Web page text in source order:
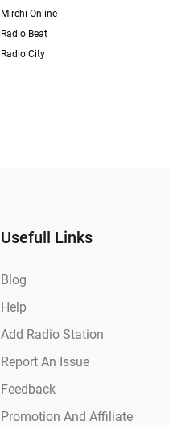
Mirchi Online
Radio Beat
Radio City
Usefull Links
Blog
Help
Add Radio Station
Report An Issue
Feedback
Promotion And Affiliate